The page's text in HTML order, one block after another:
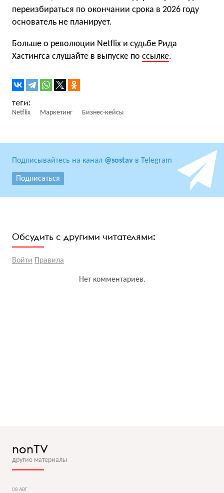
переизбираться по окончании срока в 2026 году
основатель не планирует.
Больше о революции Netflix и судьбе Рида
Хастингса слушайте в выпуске по ссылке.
Netflix Маркетинг Бизнес-кейсы
Подписывайтесь на канал @sostav в Telegram
Подписаться
Обсудить с другими читателями:
Войти Правила
Нет комментариев.
nonTV
другие материалы
08 АВГ